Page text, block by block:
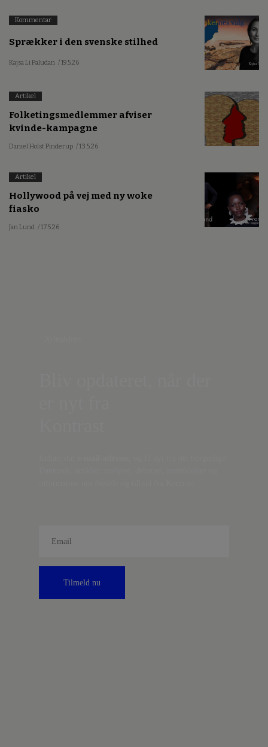
Kommentar
Sprækker i den svenske stilhed
Kajsa Li Paludan / 19.5.26
Artikel
Folketingsmedlemmer afviser
kvinde-kampagne
Daniel Holst Pinderup / 13.5.26
Artikel
Hollywood på vej med ny woke
fiasko
Jan Lund / 17.5.26
Tilmeld nu